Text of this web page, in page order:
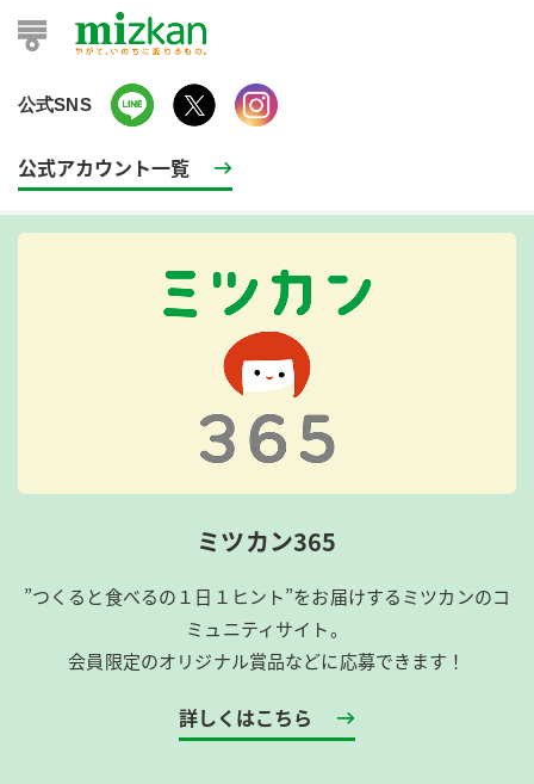
公式SNS
公式アカウント一覧
ミツカン365
”つくると食べるの１日１ヒント”をお届けするミツカンのコ
ミュニティサイト。
会員限定のオリジナル賞品などに応募できます！
詳しくはこちら